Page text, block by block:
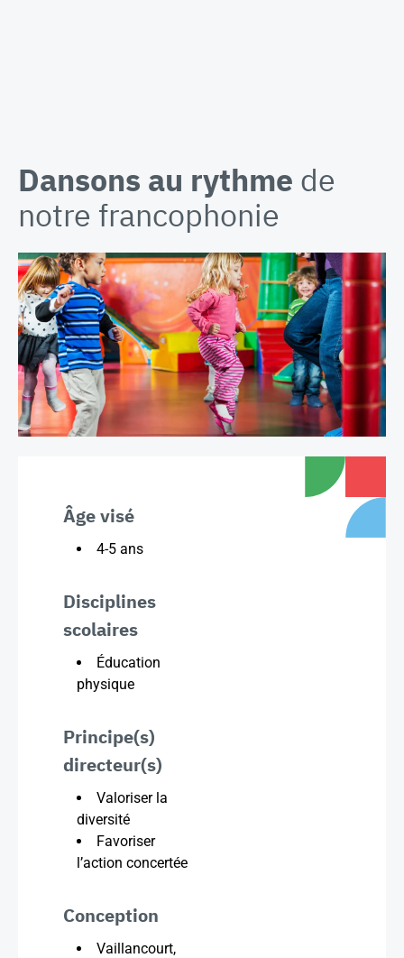
Dansons au rythme de
notre francophonie
Âge visé
4-5 ans
Disciplines
scolaires
Éducation
physique
Principe(s)
directeur(s)
Valoriser la
diversité
Favoriser
l’action concertée
Conception
Vaillancourt,